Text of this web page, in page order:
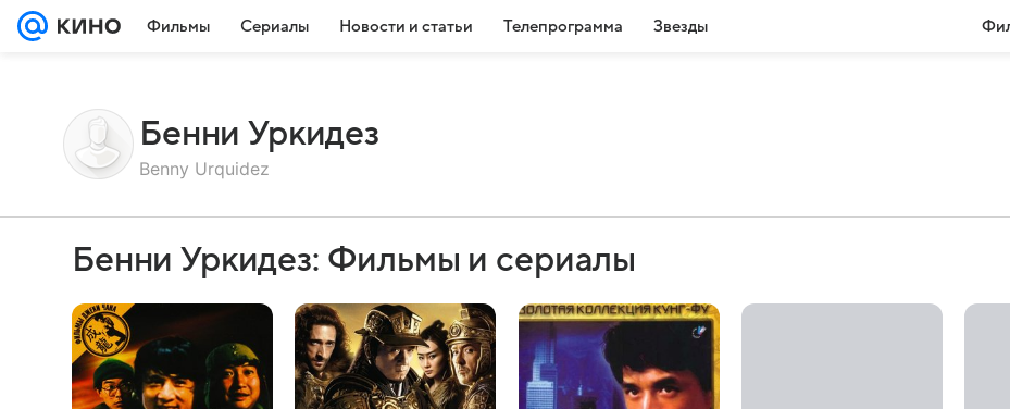
Фильмы Сериалы Новости и статьи Телепрограмма Звезды
Бенни Уркидез
Benny Urquidez
Бенни Уркидез: Фильмы и сериалы